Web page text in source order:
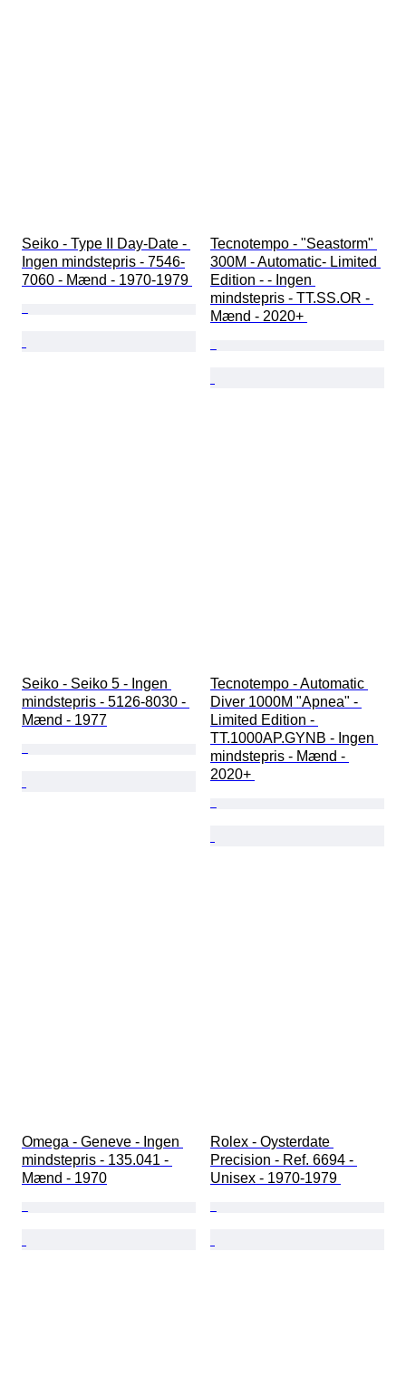
Seiko - Type II Day-Date -
Ingen mindstepris - 7546-
7060 - Mænd - 1970-1979
Tecnotempo - "Seastorm"
300M - Automatic- Limited
Edition - - Ingen
mindstepris - TT.SS.OR -
Mænd - 2020+
Seiko - Seiko 5 - Ingen
mindstepris - 5126-8030 -
Mænd - 1977
Tecnotempo - Automatic
Diver 1000M "Apnea" -
Limited Edition -
TT.1000AP.GYNB - Ingen
mindstepris - Mænd -
2020+
Omega - Geneve - Ingen
mindstepris - 135.041 -
Mænd - 1970
Rolex - Oysterdate
Precision - Ref. 6694 -
Unisex - 1970-1979